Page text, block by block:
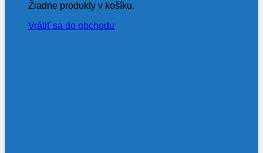
Žiadne produkty v košíku.
Vrátiť sa do obchodu